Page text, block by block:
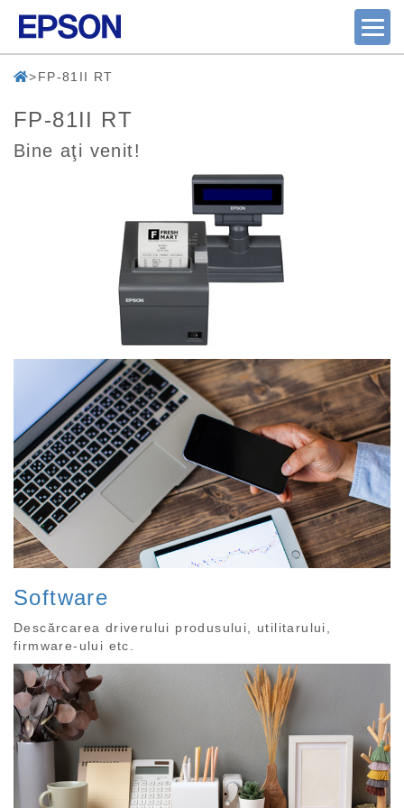
FP-81II RT
FP-81II RT
Bine aţi venit!
Software
Descărcarea driverului produsului, utilitarului,
firmware-ului etc.